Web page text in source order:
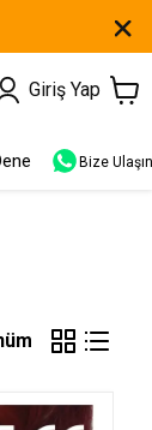
Giriş Yap
Bize Ulaşın